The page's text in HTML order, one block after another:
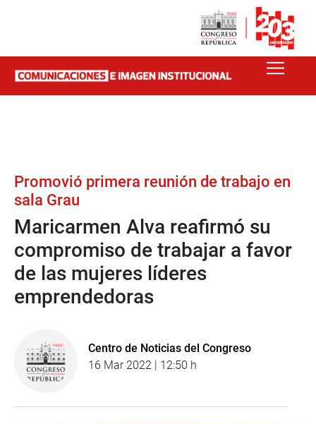
Promovió primera reunión de trabajo en
sala Grau
Maricarmen Alva reafirmó su
compromiso de trabajar a favor
de las mujeres líderes
emprendedoras
Centro de Noticias del Congreso
16 Mar 2022 | 12:50 h